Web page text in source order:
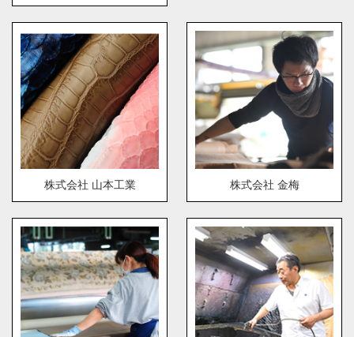
株式会社 山本工業 株式会社 金梅